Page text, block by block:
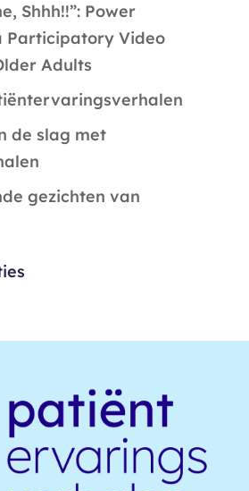
Shhh!!”: Power
Participatory Video
Adults
de slag met
gezichten van